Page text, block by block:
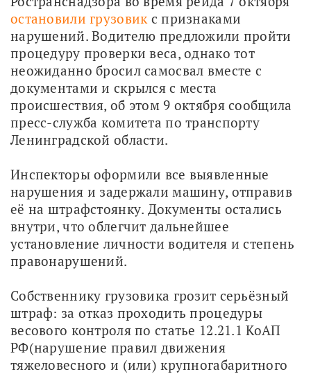
остановили грузовик с признаками
нарушений. Водителю предложили пройти
процедуру проверки веса, однако тот
неожиданно бросил самосвал вместе с
документами и скрылся с места
происшествия, об этом 9 октября сообщила
пресс-служба комитета по транспорту
Ленинградской области.
Инспекторы оформили все выявленные
нарушения и задержали машину, отправив
её на штрафстоянку. Документы остались
внутри, что облегчит дальнейшее
установление личности водителя и степень
правонарушений.
Собственнику грузовика грозит серьёзный
штраф: за отказ проходить процедуры
весового контроля по статье 12.21.1 КоАП
РФ(нарушение правил движения
тяжеловесного и (или) крупногабаритного